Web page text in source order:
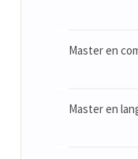
Master en
Master en